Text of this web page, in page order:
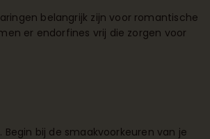
belangrijk zijn voor romantische
er endorfines vrij die zorgen voor
Begin bij de smaakvoorkeuren van je